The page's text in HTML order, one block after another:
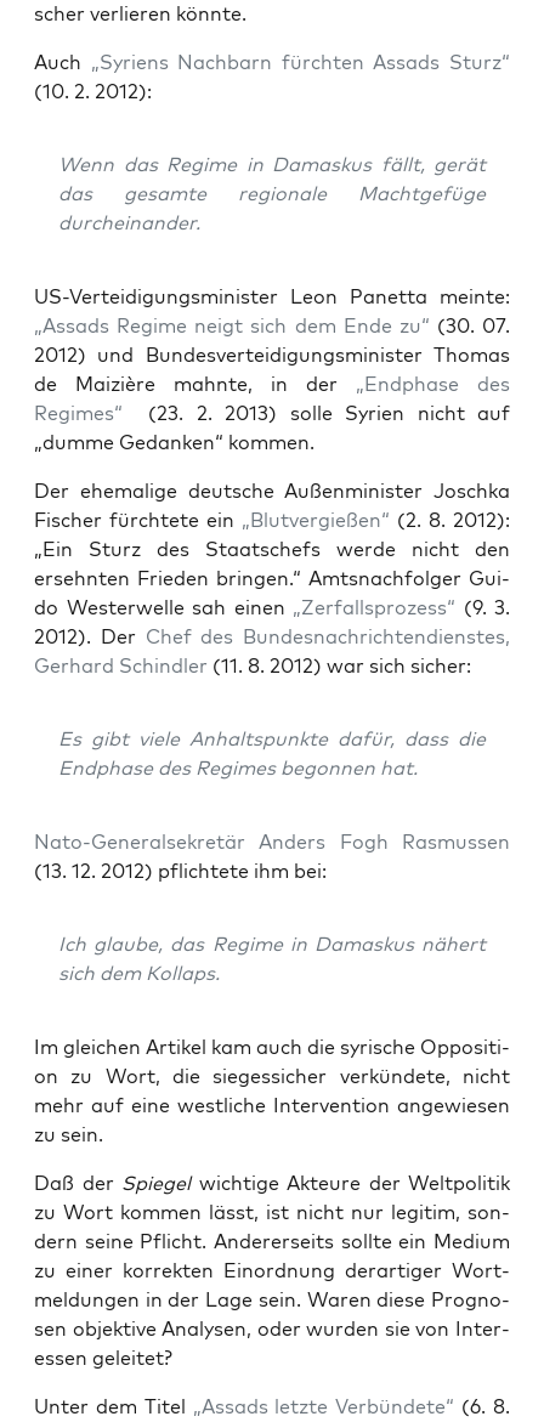
scher ver­lie­ren könnte.
Auch „Syri­ens Nach­barn fürch­ten Assads Sturz“
(10. 2. 2012):
Wenn das Regime in Damas­kus fällt, gerät
das gesam­te regio­na­le Macht­ge­fü­ge
durcheinander.
US-Ver­tei­di­gungs­mi­nis­ter Leon Panet­ta mein­te:
„Assads Regime neigt sich dem Ende zu“ (30. 07.
2012) und Bun­des­ver­tei­di­gungs­mi­nis­ter Tho­mas
de Mai­ziè­re mahn­te, in der „End­pha­se des
Regimes“ (23. 2. 2013) sol­le Syri­en nicht auf
„dum­me Gedan­ken“ kommen.
Der ehe­ma­li­ge deut­sche Außen­mi­nis­ter Josch­ka
Fischer fürch­te­te ein „Blut­ver­gie­ßen“ (2. 8. 2012):
„Ein Sturz des Staats­chefs wer­de nicht den
ersehn­ten Frie­den brin­gen.“ Amts­nach­fol­ger Gui­
do Wes­ter­wel­le sah einen „Zer­falls­pro­zess“ (9. 3.
2012). Der Chef des Bun­des­nach­rich­ten­diens­tes,
Ger­hard Schind­ler (11. 8. 2012) war sich sicher:
Es gibt vie­le Anhalts­punk­te dafür, dass die
End­pha­se des Regimes begon­nen hat.
Nato-Gene­ral­se­kre­tär Anders Fogh Ras­mus­sen
(13. 12. 2012) pflich­te­te ihm bei:
Ich glau­be, das Regime in Damas­kus nähert
sich dem Kollaps.
Im glei­chen Arti­kel kam auch die syri­sche Oppo­si­ti­
on zu Wort, die sie­ges­si­cher ver­kün­de­te, nicht
mehr auf eine west­li­che Inter­ven­ti­on ange­wie­sen
zu sein.
Daß der Spie­gelwich­ti­ge Akteu­re der Welt­po­li­tik
zu Wort kom­men lässt, ist nicht nur legi­tim, son­
dern sei­ne Pflicht. Ande­rer­seits soll­te ein Medi­um
zu einer kor­rek­ten Ein­ord­nung der­ar­ti­ger Wort­
mel­dun­gen in der Lage sein. Waren die­se Pro­gno­
sen objek­ti­ve Ana­ly­sen, oder wur­den sie von Inter­
es­sen geleitet?
Unter dem Titel „Assads letz­te Ver­bün­de­te“ (6. 8.